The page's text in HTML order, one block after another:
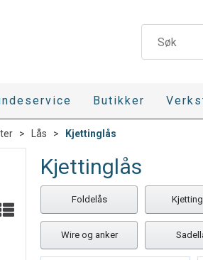
Butikker
> Lås > Kjettinglås
Kjettinglås
Foldelås
Wire og anker